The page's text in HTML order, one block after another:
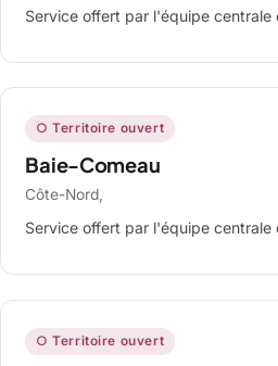
Service offert par l'équipe
○ Territoire ouvert
Baie-Comeau
Côte-Nord,
Service offert par l'équipe
○ Territoire ouvert